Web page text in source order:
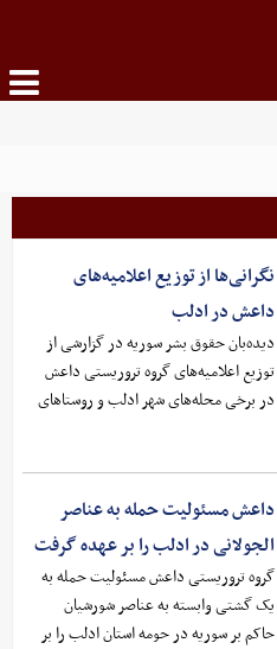
نگرانی‌ها از توزیع اعلامیه‌های
داعش در ادلب
دیده‌بان حقوق بشر سوریه در گزارشی از
توزیع اعلامیه‌های گروه تروریستی داعش
در برخی محله‌های شهر ادلب و روستاهای
داعش مسئولیت حمله به عناصر
الجولانی در ادلب را بر عهده گرفت
گروه تروریستی داعش مسئولیت حمله به
یک گشتی وابسته به عناصر شورشیان
حاکم بر سوریه در حومه استان ادلب را بر